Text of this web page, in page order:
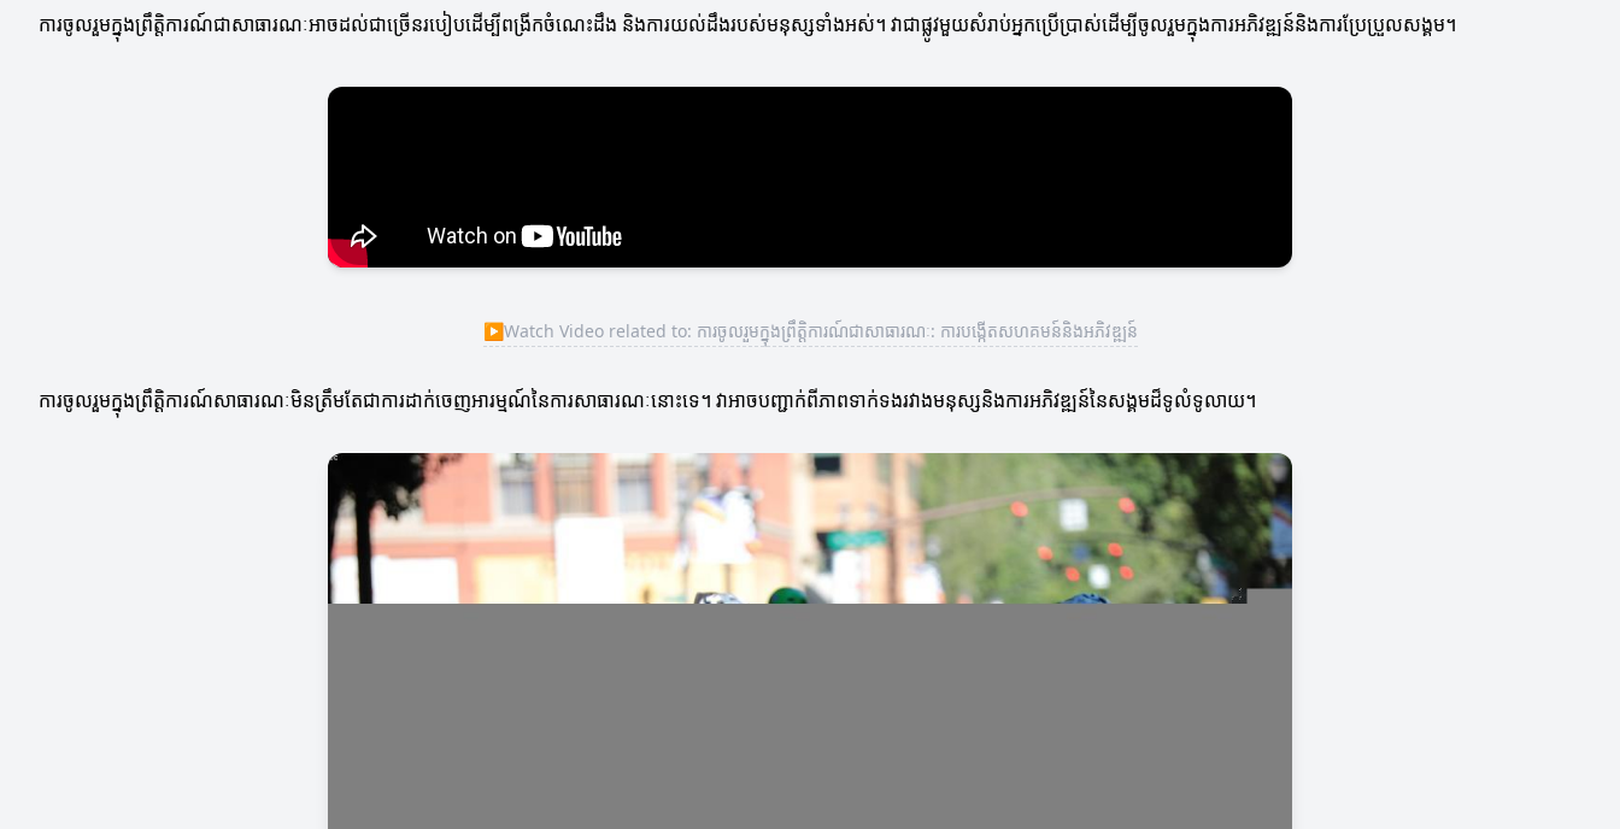
ការចូលរួមក្នុងព្រឹត្តិការណ៍ជាសាធារណៈអាចដល់ជាច្រើនរបៀបដើម្បីពង្រីកចំណេះដឹង និងការយល់ដឹងរបស់មនុស្សទាំងអស់។ វាជាផ្លូវមួយសំរាប់អ្នកប្រើប្រាស់ដើម្បីចូលរួមក្នុងការអភិវឌ្ឍន៍និងការប្រែប្រួលសង្គម។
▶Watch Video related to: ការចូលរួមក្នុងព្រឹត្តិការណ៍ជាសាធារណៈ: ការបង្កើតសហគមន៍និងអភិវឌ្ឍន៍
ការចូលរួមក្នុងព្រឹត្តិការណ៍សាធារណៈមិនត្រឹមតែជាការដាក់ចេញអារម្មណ៍នៃការសាធារណៈនោះទេ។ វាអាចបញ្ជាក់ពីភាពទាក់ទងរវាងមនុស្សនិងការអភិវឌ្ឍន៍នៃសង្គមដ៏ទូលំទូលាយ។